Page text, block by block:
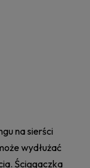
na sierści
wydłużać
Ściągaczka